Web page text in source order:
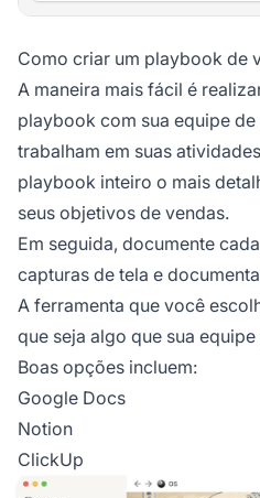
Como criar um playbook de
A maneira mais fácil é
playbook com sua equipe
trabalham em suas
playbook inteiro o mais
seus objetivos de vendas.
Em seguida, documente
capturas de tela e
A ferramenta que você
que seja algo que sua
Boas opções incluem:
Google Docs
Notion
ClickUp